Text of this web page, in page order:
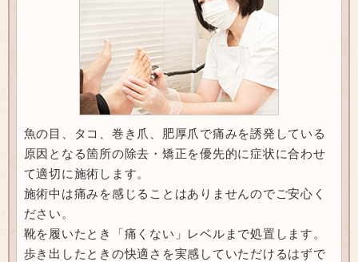
魚の目、タコ、巻き爪、肥厚爪で痛みを誘発している
原因となる箇所の除去・矯正を優先的に症状に合わせ
て適切に施術します。
施術中は痛みを感じることはありませんのでご安心く
ださい。
靴を履いたとき「痛くない」レベルまで処置します。
歩き出したときの快適さを実感していただけるはずで